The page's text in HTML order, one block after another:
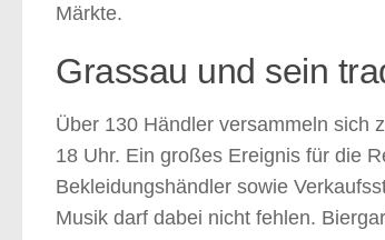
Märkte.
Grassau und sein
Über 130 Händler versammeln sich
18 Uhr. Ein großes Ereignis für die
Bekleidungshändler sowie
Musik darf dabei nicht fehlen.